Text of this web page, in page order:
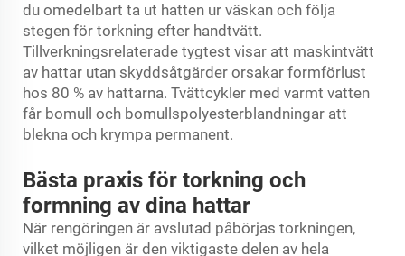
du omedelbart ta ut hatten ur väskan och följa
stegen för torkning efter handtvätt.
Tillverkningsrelaterade tygtest visar att maskintvätt
av hattar utan skyddsåtgärder orsakar formförlust
hos 80 % av hattarna. Tvättcykler med varmt vatten
får bomull och bomullspolyesterblandningar att
blekna och krympa permanent.
Bästa praxis för torkning och
formning av dina hattar
När rengöringen är avslutad påbörjas torkningen,
vilket möjligen är den viktigaste delen av hela